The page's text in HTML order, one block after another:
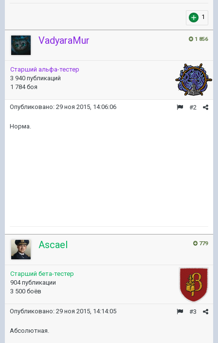
1
1 856
VadyaraMur
Старший альфа-тестер
3 940 публикаций
1 784 боя
#2
Опубликовано: 29 ноя 2015, 14:06:06
Норма.
779
Ascael
Старший бета-тестер
904 публикации
3 500 боёв
#3
Опубликовано: 29 ноя 2015, 14:14:05
Абсолютная.